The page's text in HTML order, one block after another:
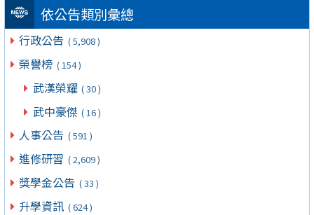
依公告類別彙總
行政公告 ( 5,908 )
榮譽榜 ( 154 )
武漢榮耀 ( 30 )
武中豪傑 ( 16 )
人事公告 ( 591 )
進修研習 ( 2,609 )
獎學金公告 ( 33 )
升學資訊 ( 624 )